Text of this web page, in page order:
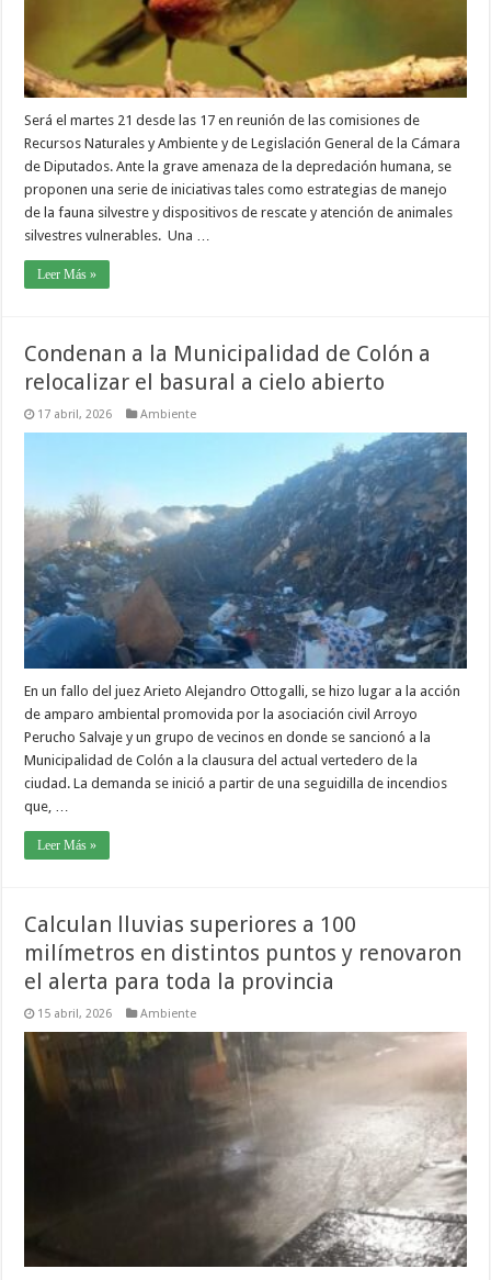
Será el martes 21 desde las 17 en reunión de las comisiones de
Recursos Naturales y Ambiente y de Legislación General de la Cámara
de Diputados. Ante la grave amenaza de la depredación humana, se
proponen una serie de iniciativas tales como estrategias de manejo
de la fauna silvestre y dispositivos de rescate y atención de animales
silvestres vulnerables. Una …
Leer Más »
Condenan a la Municipalidad de Colón a
relocalizar el basural a cielo abierto
17 abril, 2026 Ambiente
En un fallo del juez Arieto Alejandro Ottogalli, se hizo lugar a la acción
de amparo ambiental promovida por la asociación civil Arroyo
Perucho Salvaje y un grupo de vecinos en donde se sancionó a la
Municipalidad de Colón a la clausura del actual vertedero de la
ciudad. La demanda se inició a partir de una seguidilla de incendios
que, …
Leer Más »
Calculan lluvias superiores a 100
milímetros en distintos puntos y renovaron
el alerta para toda la provincia
15 abril, 2026 Ambiente